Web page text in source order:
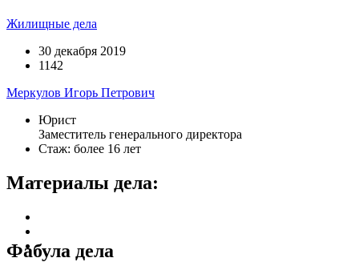
Жилищные дела
30 декабря 2019
1142
Меркулов Игорь Петрович
Юрист
Заместитель генерального директора
Стаж: более 16 лет
Материалы дела:
Фабула дела